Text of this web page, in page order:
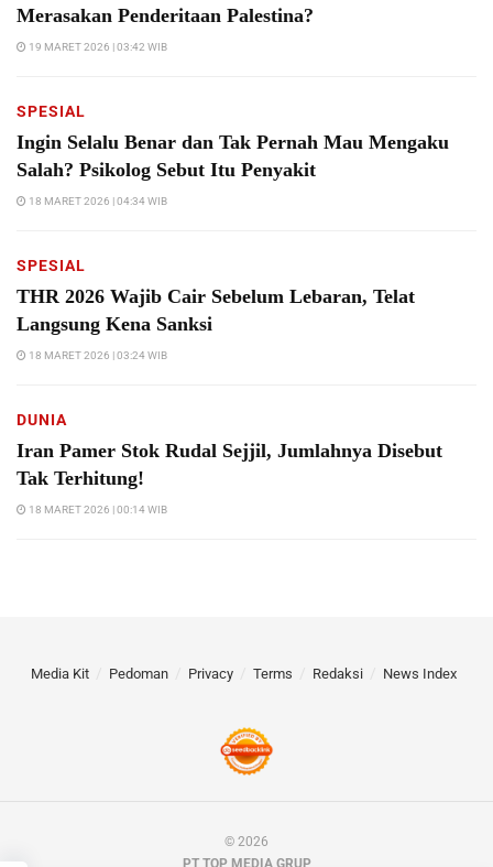
Merasakan Penderitaan Palestina?
19 MARET 2026 | 03:42 WIB
SPESIAL
Ingin Selalu Benar dan Tak Pernah Mau Mengaku
Salah? Psikolog Sebut Itu Penyakit
18 MARET 2026 | 04:34 WIB
SPESIAL
THR 2026 Wajib Cair Sebelum Lebaran, Telat
Langsung Kena Sanksi
18 MARET 2026 | 03:24 WIB
DUNIA
Iran Pamer Stok Rudal Sejjil, Jumlahnya Disebut
Tak Terhitung!
18 MARET 2026 | 00:14 WIB
Media Kit Pedoman Privacy Terms Redaksi News Index
© 2026
PT TOP MEDIA GRUP